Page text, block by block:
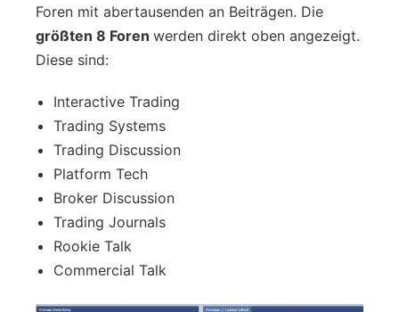
Foren mit abertausenden an Beiträgen. Die
größten 8 Foren werden direkt oben angezeigt.
Diese sind:
Interactive Trading
Trading Systems
Trading Discussion
Platform Tech
Broker Discussion
Trading Journals
Rookie Talk
Commercial Talk